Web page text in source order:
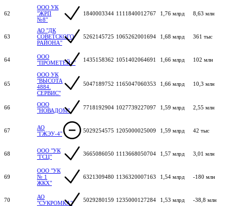
62
ООО УК
"ЖРП
№8"
1840003344 1111840012767 1,76 млрд 8,63 млн
63
АО "ДК
СОВЕТСКОГО
РАЙОНА"
5262145725 1065262001694 1,68 млрд 361 тыс
64
ООО
"ПРОМЕТЕЙ+"
1435158362 1051402064691 1,66 млрд 102 млн
65
ООО УК
"ВЫСОТА
4884.
СЕРВИС"
5047189752 1165047060353 1,66 млрд 10,3 млн
66
ООО
"НОВАДОМ"
7718192904 1027739227097 1,59 млрд 2,55 млн
67
АО
"ГЖЭУ-4"
5029254575 1205000025009 1,59 млрд 42 тыс
68
ООО "УК
"ГСЦ"
3665086050 1113668050704 1,57 млрд 3,01 млн
69
ООО "УК
№ 1
ЖКХ"
6321309480 1136320007163 1,54 млрд -180 млн
70
АО
"СУКРОМКА"
5029280159 1235000127284 1,53 млрд -38,8 млн